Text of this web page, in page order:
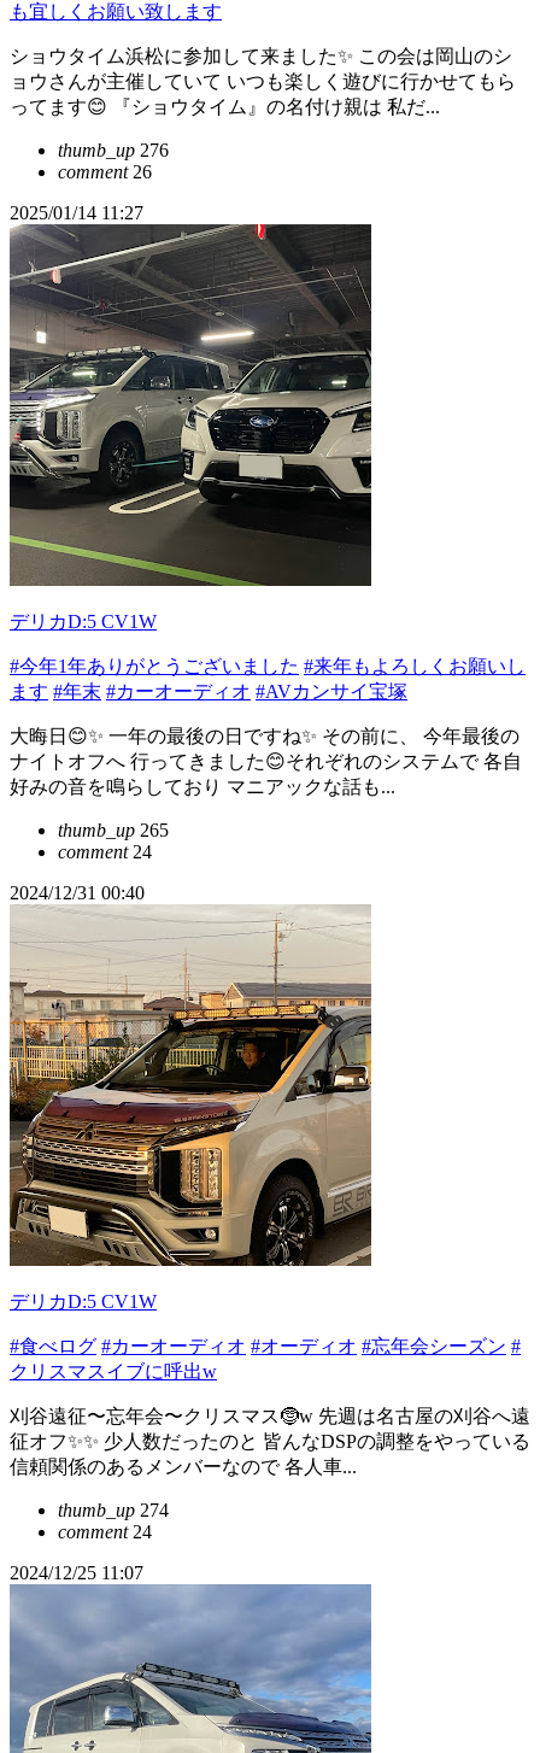
も宜しくお願い致します
ショウタイム浜松に参加して来ました✨ この会は岡山のシ
ョウさんが主催していて いつも楽しく遊びに行かせてもら
ってます😊 『ショウタイム』の名付け親は 私だ...
thumb_up 276
comment26
2025/01/14 11:27
デリカD:5 CV1W
#今年1年ありがとうございました #来年もよろしくお願いし
ます #年末 #カーオーディオ #AVカンサイ宝塚
大晦日😊✨ 一年の最後の日ですね✨ その前に、 今年最後の
ナイトオフへ 行ってきました😊それぞれのシステムで 各自
好みの音を鳴らしており マニアックな話も...
thumb_up 265
comment24
2024/12/31 00:40
デリカD:5 CV1W
#食べログ #カーオーディオ #オーディオ #忘年会シーズン #
クリスマスイブに呼出w
刈谷遠征〜忘年会〜クリスマス🤶w 先週は名古屋の刈谷へ遠
征オフ✨✨ 少人数だったのと 皆んなDSPの調整をやっている
信頼関係のあるメンバーなので 各人車...
thumb_up 274
comment24
2024/12/25 11:07